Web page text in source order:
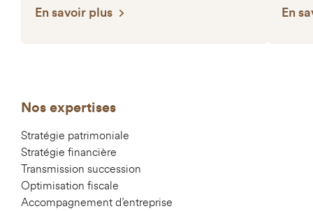
En savoir plus En
Nos expertises
Stratégie patrimoniale
Stratégie financière
Transmission succession
Optimisation fiscale
Accompagnement d’entreprise